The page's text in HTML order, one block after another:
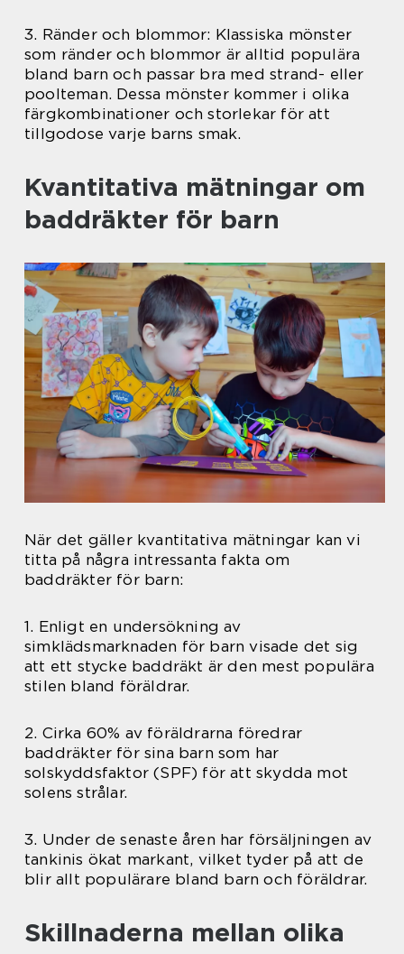
3. Ränder och blommor: Klassiska mönster
som ränder och blommor är alltid populära
bland barn och passar bra med strand- eller
poolteman. Dessa mönster kommer i olika
färgkombinationer och storlekar för att
tillgodose varje barns smak.
Kvantitativa mätningar om
baddräkter för barn
När det gäller kvantitativa mätningar kan vi
titta på några intressanta fakta om
baddräkter för barn:
1. Enligt en undersökning av
simklädsmarknaden för barn visade det sig
att ett stycke baddräkt är den mest populära
stilen bland föräldrar.
2. Cirka 60% av föräldrarna föredrar
baddräkter för sina barn som har
solskyddsfaktor (SPF) för att skydda mot
solens strålar.
3. Under de senaste åren har försäljningen av
tankinis ökat markant, vilket tyder på att de
blir allt populärare bland barn och föräldrar.
Skillnaderna mellan olika